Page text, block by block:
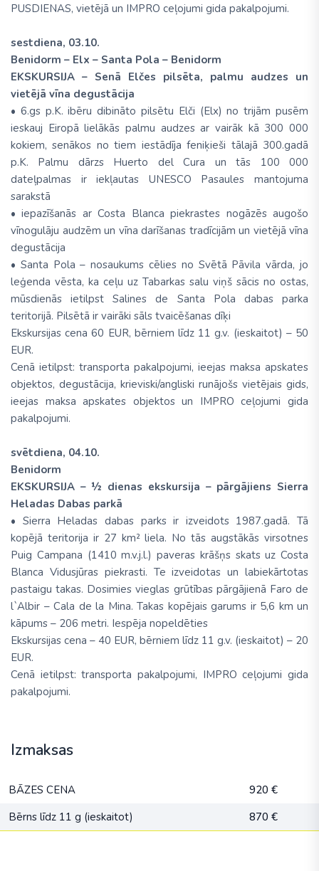
PUSDIENAS, vietējā un IMPRO ceļojumi gida pakalpojumi.
sestdiena, 03.10.
Benidorm – Elx – Santa Pola – Benidorm
EKSKURSIJA – Senā Elčes pilsēta, palmu audzes un
vietējā vīna degustācija
• 6.gs p.K. ibēru dibināto pilsētu Elči (Elx) no trijām pusēm
ieskauj Eiropā lielākās palmu audzes ar vairāk kā 300 000
kokiem, senākos no tiem iestādīja feniķieši tālajā 300.gadā
p.K. Palmu dārzs Huerto del Cura un tās 100 000
dateļpalmas ir iekļautas UNESCO Pasaules mantojuma
sarakstā
• iepazīšanās ar Costa Blanca piekrastes nogāzēs augošo
vīnogulāju audzēm un vīna darīšanas tradīcijām un vietējā vīna
degustācija
• Santa Pola – nosaukums cēlies no Svētā Pāvila vārda, jo
leģenda vēsta, ka ceļu uz Tabarkas salu viņš sācis no ostas,
mūsdienās ietilpst Salines de Santa Pola dabas parka
teritorijā. Pilsētā ir vairāki sāls tvaicēšanas dīķi
Ekskursijas cena 60 EUR, bērniem līdz 11 g.v. (ieskaitot) – 50
EUR.
Cenā ietilpst: transporta pakalpojumi, ieejas maksa apskates
objektos, degustācija, krieviski/angliski runājošs vietējais gids,
ieejas maksa apskates objektos un IMPRO ceļojumi gida
pakalpojumi.
svētdiena, 04.10.
Benidorm
EKSKURSIJA – ½ dienas ekskursija – pārgājiens Sierra
Heladas Dabas parkā
• Sierra Heladas dabas parks ir izveidots 1987.gadā. Tā
kopējā teritorija ir 27 km² liela. No tās augstākās virsotnes
Puig Campana (1410 m.v.j.l.) paveras krāšņs skats uz Costa
Blanca Vidusjūras piekrasti. Te izveidotas un labiekārtotas
pastaigu takas. Dosimies vieglas grūtības pārgājienā Faro de
l`Albir – Cala de la Mina. Takas kopējais garums ir 5,6 km un
kāpums – 206 metri. Iespēja nopeldēties
Ekskursijas cena – 40 EUR, bērniem līdz 11 g.v. (ieskaitot) – 20
EUR.
Cenā ietilpst: transporta pakalpojumi, IMPRO ceļojumi gida
pakalpojumi.
Izmaksas
BĀZES CENA
920 €
Bērns līdz 11 g (ieskaitot)
870 €